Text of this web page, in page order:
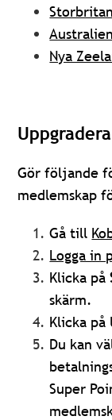
Australien
Nya
Gör följande
medlemskap
Gå till
Logga in
Klicka på
skärm.
Klicka på
Du kan
Super